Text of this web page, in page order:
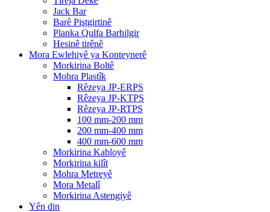
Jack Bar
Barê Piştgirtinê
Planka Qulfa Barhilgir
Hesinê tirênê
Mora Ewlehiyê ya Konteynerê
Morkirina Boltê
Mohra Plastîk
Rêzeya JP-ERPS
Rêzeya JP-KTPS
Rêzeya JP-RTPS
100 mm-200 mm
200 mm-400 mm
400 mm-600 mm
Morkirina Kabloyê
Morkirina kilît
Mohra Metreyê
Mora Metalî
Morkirina Astengiyê
Yên din